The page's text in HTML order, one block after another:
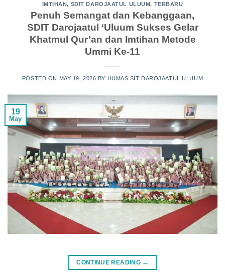
IMTIHAN, SDIT DAROJAATUL ULUUM, TERBARU
Penuh Semangat dan Kebanggaan,
SDIT Darojaatul ‘Uluum Sukses Gelar
Khatmul Qur’an dan Imtihan Metode
Ummi Ke-11
POSTED ON MAY 19, 2026 BY HUMAS SIT DAROJAATUL ULUUM
19
May
CONTINUE READING →